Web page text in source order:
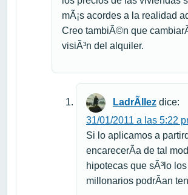
mÃ¡s acordes a la realidad
Creo tambiÃ©n que
visiÃ³n del alquiler.
LadrÃ­llez dice:
31/01/2011 a las 5:22
Si lo aplicamos a
encarecerÃ­a de tal
hipotecas que sÃ³lo los
millonarios podrÃ­an